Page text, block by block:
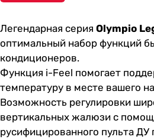
Легендарная серия Olympio
оптимальный набор функций
кондиционеров.
Функция i-Feel помогает
температуру в месте вашего
Возможность регулировки
вертикальных жалюзи с
русифицированного пульта ДУ